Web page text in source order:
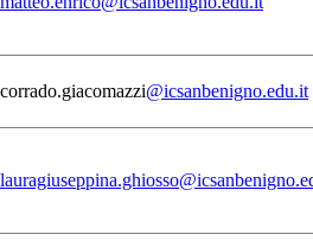
corrado.giacomazzi@icsanbenigno.edu.it